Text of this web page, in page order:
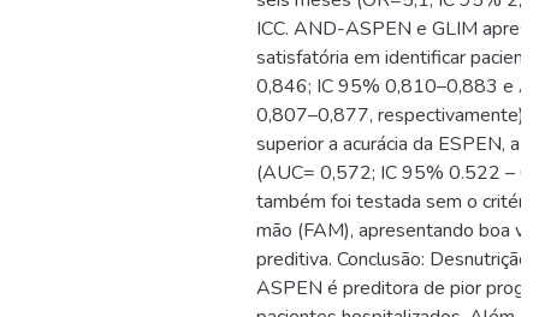
ICC. AND-ASPEN e GLIM
satisfatória em identificar
0,846; IC 95% 0,810–0,883 e
0,807–0,877, respectivamente),
superior a acurácia da ESPEN, a
(AUC= 0,572; IC 95% 0.522 –
também foi testada sem o
mão (FAM), apresentando boa
preditiva. Conclusão:
ASPEN é preditora de pior